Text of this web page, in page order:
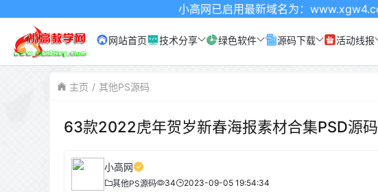
小高网已启用最新域名为：www.xgw4.com 记得收藏哦
网站首页 技术分享 绿色软件 源码下载 活动线报
主页 其他PS源码
63款2022虎年贺岁新春海报素材合集PSD源码
小高网
其他PS源码 34 2023-09-05 19:54:34